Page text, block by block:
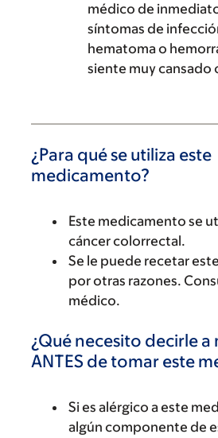
médico de
síntomas de
hematoma o
siente muy cansado
¿Para qué se utiliza este
medicamento?
Este medicamento se
cáncer colorrectal.
Se le puede recetar
por otras razones.
médico.
¿Qué necesito decirle a
ANTES de tomar este
Si es alérgico a este
algún componente de